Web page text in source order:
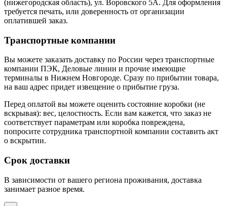
(нижегородская область), ул. Воровского 5А. Для оформления
требуется печать, или доверенность от организации
оплатившей заказ.
Транспортные компании
Вы можете заказать доставку по России через транспортные
компании ПЭК, Деловые линии и прочие имеющие
терминалы в Нижнем Новгороде. Сразу по прибытии товара,
на ваш адрес придет извещение о прибытие груза.
Перед оплатой вы можете оценить состояние коробки (не
вскрывая): вес, целостность. Если вам кажется, что заказ не
соответствует параметрам или коробка повреждена,
попросите сотрудника транспортной компании составить акт
о вскрытии.
Срок доставки
В зависимости от вашего региона проживания, доставка
занимает разное время.